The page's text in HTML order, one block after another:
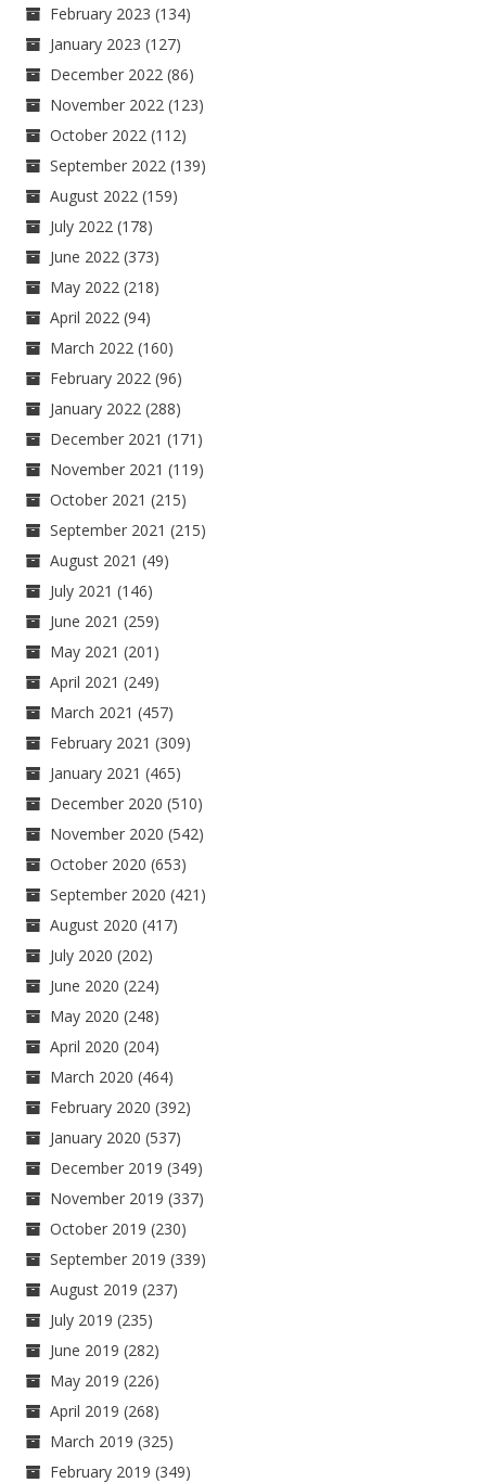
February 2023 (134)
January 2023 (127)
December 2022 (86)
November 2022 (123)
October 2022 (112)
September 2022 (139)
August 2022 (159)
July 2022 (178)
June 2022 (373)
May 2022 (218)
April 2022 (94)
March 2022 (160)
February 2022 (96)
January 2022 (288)
December 2021 (171)
November 2021 (119)
October 2021 (215)
September 2021 (215)
August 2021 (49)
July 2021 (146)
June 2021 (259)
May 2021 (201)
April 2021 (249)
March 2021 (457)
February 2021 (309)
January 2021 (465)
December 2020 (510)
November 2020 (542)
October 2020 (653)
September 2020 (421)
August 2020 (417)
July 2020 (202)
June 2020 (224)
May 2020 (248)
April 2020 (204)
March 2020 (464)
February 2020 (392)
January 2020 (537)
December 2019 (349)
November 2019 (337)
October 2019 (230)
September 2019 (339)
August 2019 (237)
July 2019 (235)
June 2019 (282)
May 2019 (226)
April 2019 (268)
March 2019 (325)
February 2019 (349)